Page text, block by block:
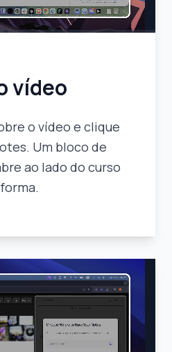
vídeo
o vídeo e clique
Um bloco de
ao lado do curso